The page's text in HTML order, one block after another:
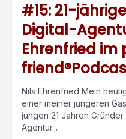
#15: 21-
Digital-
Ehrenfried im
Nils Ehrenfried Mein
einer meiner jüngeren
jungen 21 Jahren
Agentur...